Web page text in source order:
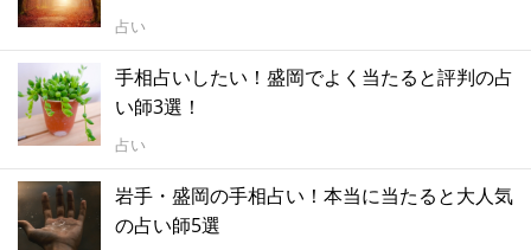
占い
手相占いしたい！盛岡でよく当たると評判の占
い師3選！
占い
岩手・盛岡の手相占い！本当に当たると大人気
の占い師5選